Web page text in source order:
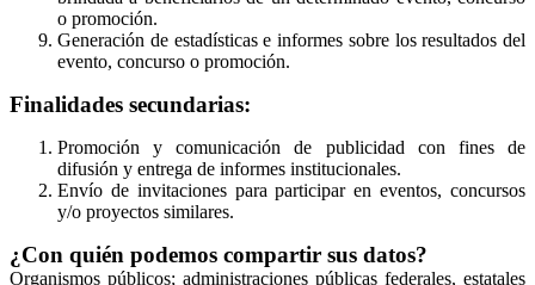
o promoción.
Generación de estadísticas e informes sobre los resultados del
evento, concurso o promoción.
Finalidades secundarias:
Promoción y comunicación de publicidad con fines de
difusión y entrega de informes institucionales.
Envío de invitaciones para participar en eventos, concursos
y/o proyectos similares.
¿Con quién podemos compartir sus datos?
Organismos públicos; administraciones públicas federales, estatales